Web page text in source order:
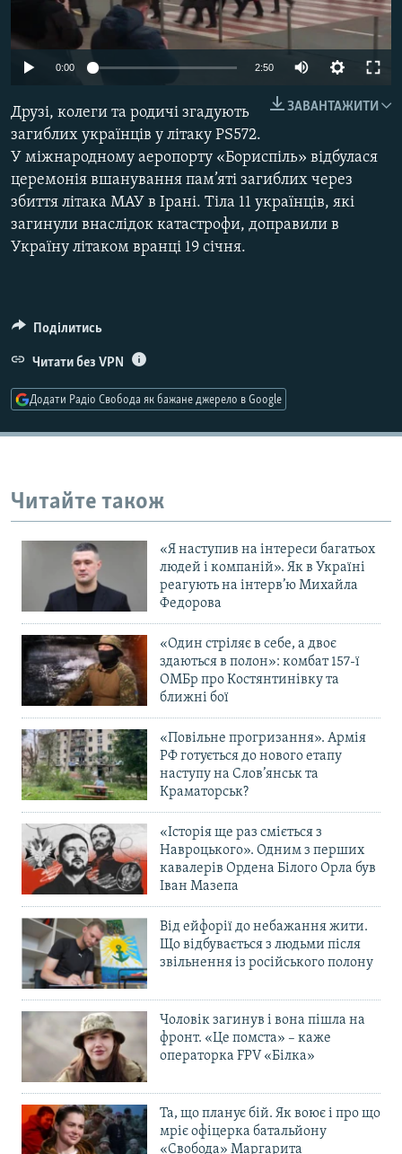
МУЛЬТИМЕДІА
ФОТО
ПОДКАСТИ
КРИМ РЕАЛІЇ
РУС
УКР
КТАТ
Auto 270p 360p 404p
0:00 2:50
404p
1080p
ЗАВАНТАЖИТИ
Друзі, колеги та родичі згадують
загиблих українців у літаку PS572.
У міжнародному аеропорту «Бориспіль» відбулася
церемонія вшанування пам’яті загиблих через
збиття літака МАУ в Ірані. Тіла 11 українців, які
загинули внаслідок катастрофи, доправили в
Україну літаком вранці 19 січня.
Поділитись
Читати без VPN
Додати Радіо Свобода як бажане джерело в Google
Читайте також
«Я наступив на інтереси багатьох
людей і компаній». Як в Україні
реагують на інтерв’ю Михайла
Федорова
«Один стріляє в себе, а двоє
здаються в полон»: комбат 157-ї
ОМБр про Костянтинівку та
ближні бої
«Повільне прогризання». Армія
РФ готується до нового етапу
наступу на Слов’янськ та
Краматорськ?
«Історія ще раз сміється з
Навроцького». Одним з перших
кавалерів Ордена Білого Орла був
Іван Мазепа
Від ейфорії до небажання жити.
Що відбувається з людьми після
звільнення із російського полону
Чоловік загинув і вона пішла на
фронт. «Це помста» – каже
операторка FPV «Білка»
Та, що планує бій. Як воює і про що
мріє офіцерка батальйону
«Свобода» Маргарита